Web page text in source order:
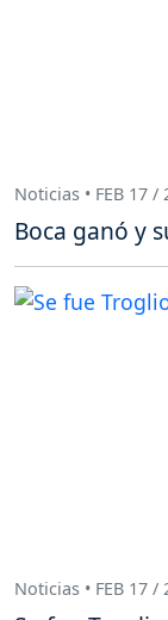
Noticias • FEB 17 /
Boca ganó y
Noticias • FEB 17 /